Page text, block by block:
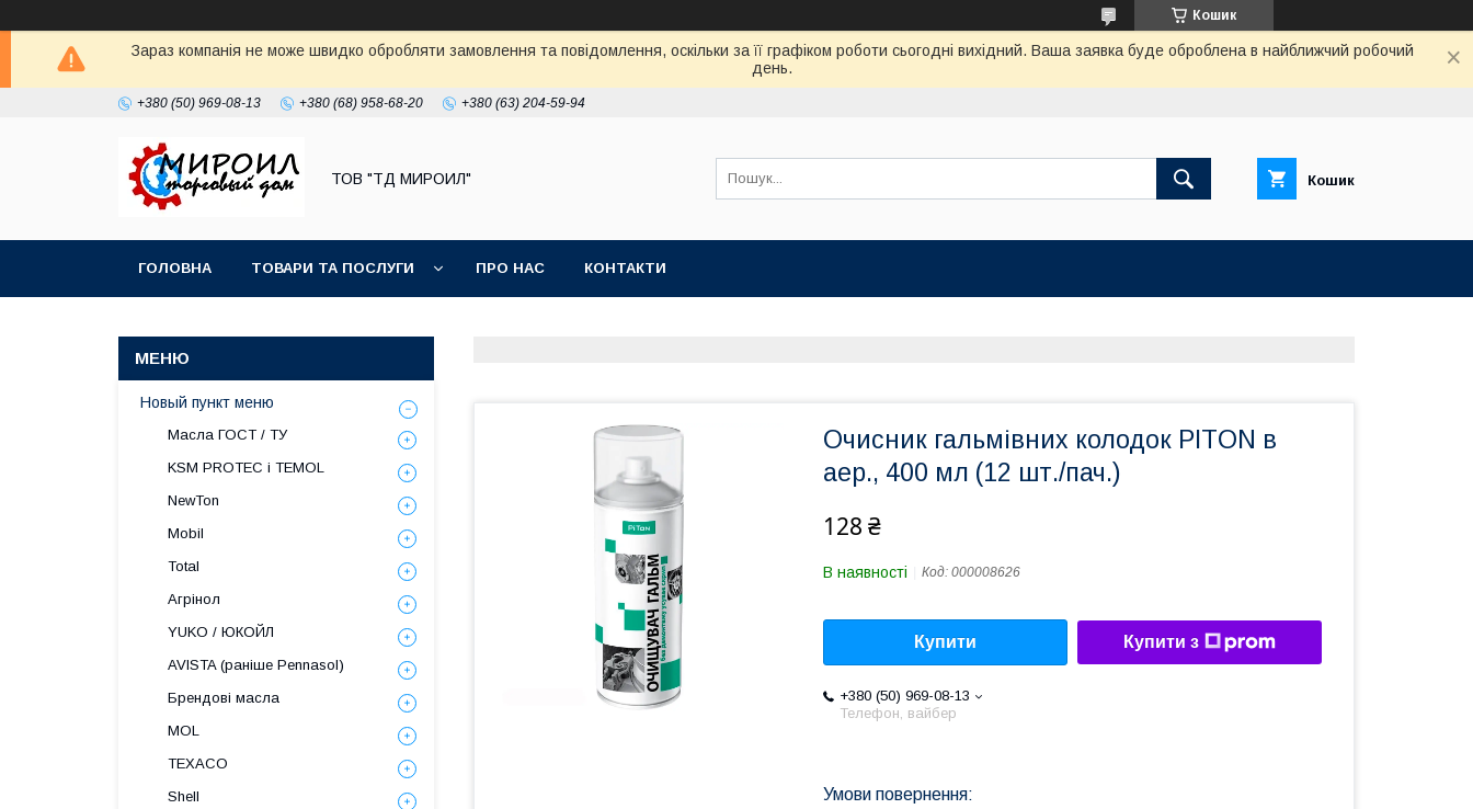
Кошик
Зараз компанія не може швидко обробляти замовлення та повідомлення, оскільки за її графіком роботи сьогодні вихідний. Ваша заявка буде оброблена в найближчий робочий
день.
+380 (50) 969-08-13 +380 (68) 958-68-20 +380 (63) 204-59-94
ТОВ "ТД МИРОИЛ" Кошик
ГОЛОВНА ТОВАРИ ТА ПОСЛУГИ ПРО НАС КОНТАКТИ
Очисник гальмівних колодок PITON в
аер., 400 мл (12 шт./пач.)
128 ₴
В наявності Код: 000008626
Купити Купити з
+380 (50) 969-08-13
Телефон, вайбер
Новый пункт меню
Масла ГОСТ / ТУ
KSM PROTEC і TEMOL
NewTon
Mobil
Total
Агрінол
YUKO / ЮКОЙЛ
AVISTA (раніше Pennasol)
Брендові масла
MOL
TEXACO
Shell